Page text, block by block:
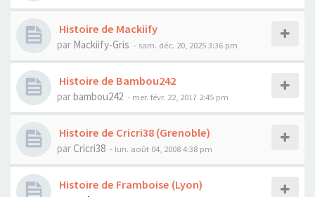
Histoire de Mackiify
par Mackiify-Gris - sam. déc. 20, 2025 3:36 pm
Histoire de Bambou242
parbambou242 - mer. févr. 22, 2017 2:45 pm
Histoire de Cricri38 (Grenoble)
par Cricri38 - lun. août 04, 2008 4:38 pm
Histoire de Framboise (Lyon)